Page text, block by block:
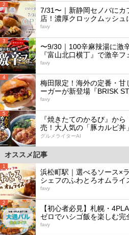
2
7/31〜｜新静岡セノバにカ
店！濃厚クロックムッシュ
favy
3
〜9/30｜100辛麻辣湯に激
『富山北口横丁』で激辛フ
favy
4
梅田限定！海外の定番・
ーガーが新登場『BRISK
favy
5
『焼きたてのかるび』か
売！大人気の「豚カルビ丼
グルメライターAI
オススメ記事
1
浜松町駅｜選べるソース×
シェフのふわとろオムライ
favy
2
【初心者必見】札幌・
ゼロでハシゴ飯を楽しむ完
favy